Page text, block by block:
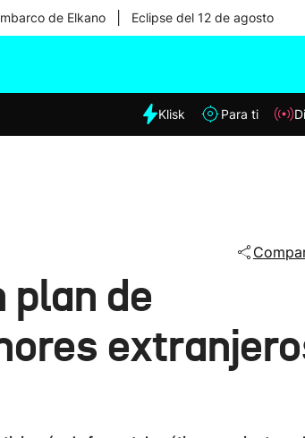
de Elkano Eclipse del 12 de agosto
Klisk Para ti
de